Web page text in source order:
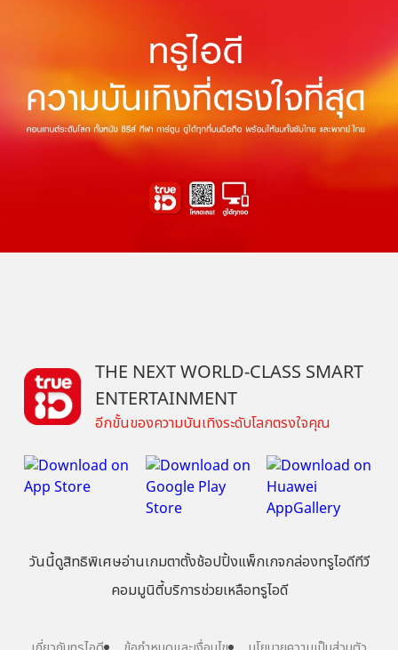
THE NEXT WORLD-CLASS SMART
ENTERTAINMENT
อีกขั้นของความบันเทิงระดับโลกตรงใจคุณ
วันนี้ดูสิทธิพิเศษอ่านเกมตาตั้งช้อปปิ้งแพ็กเกจกล่องทรูไอดีทีวี
คอมมูนิตี้บริการช่วยเหลือทรูไอดี